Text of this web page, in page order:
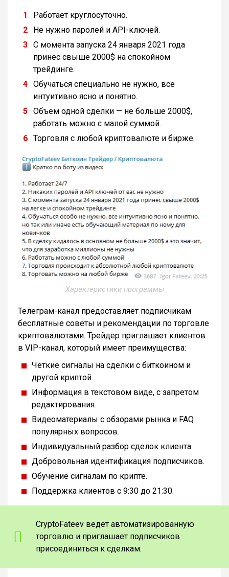
Работает круглосуточно.
Не нужно паролей и API-ключей.
С момента запуска 24 января 2021 года
принес свыше 2000$ на спокойном
трейдинге.
Обучаться специально не нужно, все
интуитивно ясно и понятно.
Объем одной сделки — не больше 2000$,
работать можно с малой суммой.
Торговля с любой криптовалюте и бирже.
Характеристики программы
Телеграм-канал предоставляет подписчикам
бесплатные советы и рекомендации по торговле
криптовалютами. Трейдер приглашает клиентов
в VIP-канал, который имеет преимущества:
Четкие сигналы на сделки с биткоином и
другой криптой.
Информация в текстовом виде, с запретом
редактирования.
Видеоматериалы с обзорами рынка и FAQ
популярных вопросов.
Индивидуальный разбор сделок клиента.
Добровольная идентификация подписчиков.
Обучение сигналам по крипте.
Поддержка клиентов с 9:30 до 21:30.
CryptoFateev ведет автоматизированную
торговлю и приглашает подписчиков
присоединиться к сделкам.